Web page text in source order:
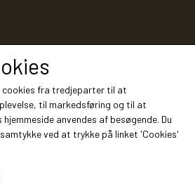
via e-mail
Tilmeld
cookies fra tredjeparter til at
til markedsføring og til at
anvendes af besøgende. Du
ved at trykke på linket 'Cookies'